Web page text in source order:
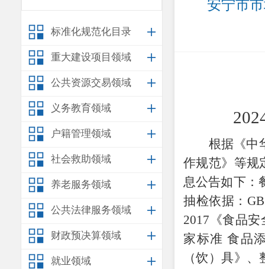
标准化规范化目录
重大建设项目领域
公共资源交易领域
义务教育领域
户籍管理领域
社会救助领域
养老服务领域
公共法律服务领域
财政预决算领域
就业领域
安宁市
2024年
根据《中
作规范》等规
息公告如下：
抽检依据：
2017《食品
家标准 食品
（饮）具》